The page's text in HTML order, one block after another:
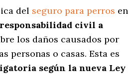
del seguro para perros en
responsabilidad civil a
los daños causados por
personas o casas. Esta es
según la nueva Ley